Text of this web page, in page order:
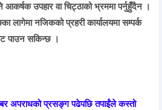
उपहार वा चिट्ठाको भ्रममा पर्नुहुँदैन ।
लागेमा नजिकको प्रहरी कार्यालयमा सम्पर्क
पाउन सकिन्छ ।
अपराधको प्रसङ्ग पढेपछि तपाईंले कस्तो